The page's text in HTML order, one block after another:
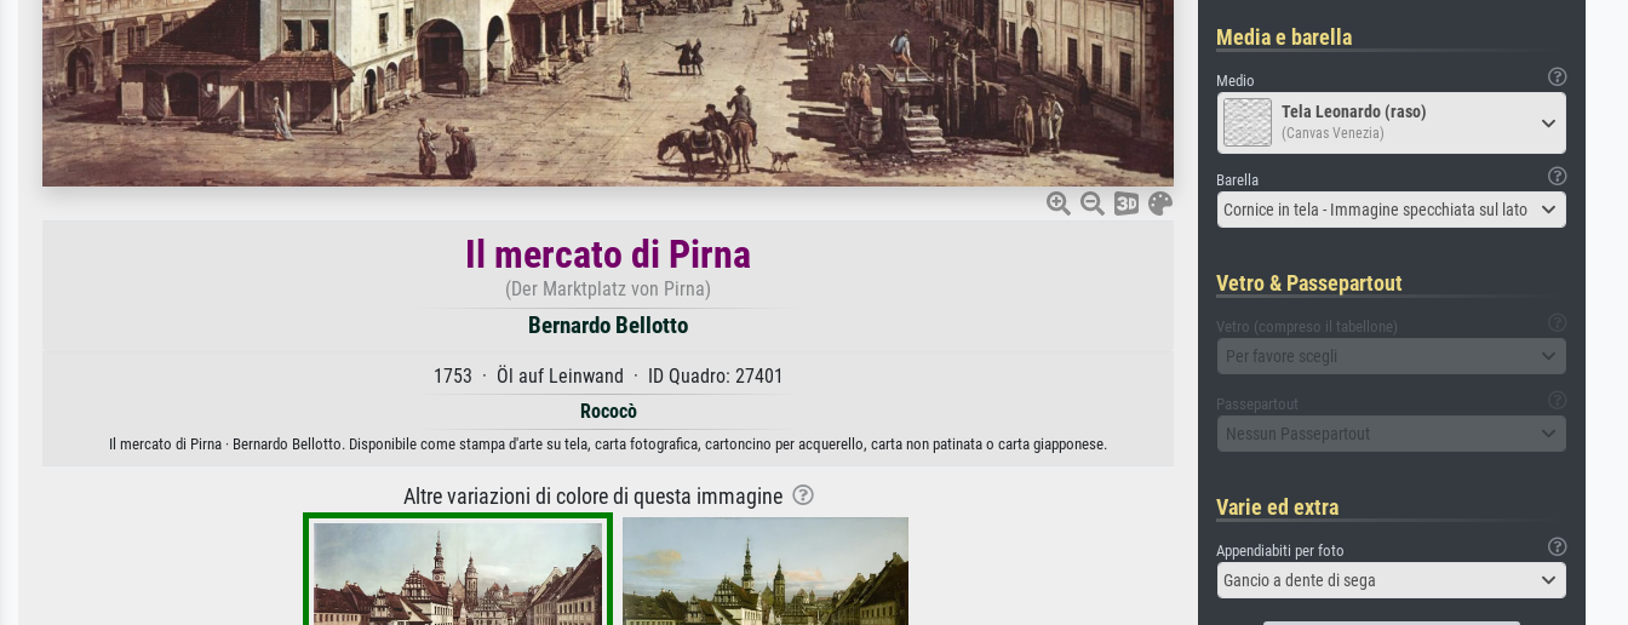
Il mercato di Pirna
(Der Marktplatz von Pirna)
Bernardo Bellotto
1753 · Öl auf Leinwand · ID Quadro: 27401
Rococò
Il mercato di Pirna · Bernardo Bellotto. Disponibile come stampa d'arte su tela, carta fotografica, cartoncino per acquerello, carta non patinata o carta giapponese.
Altre variazioni di colore di questa immagine
Media e barella
Medio
Tela Leonardo (raso)
(Canvas Venezia)
Barella
Cornice in tela - Immagine specchiata sul lato
Vetro & Passepartout
Vetro (compreso il tabellone)
Per favore scegli
Passepartout
Nessun Passepartout
Varie ed extra
Appendiabiti per foto
Gancio a dente di sega